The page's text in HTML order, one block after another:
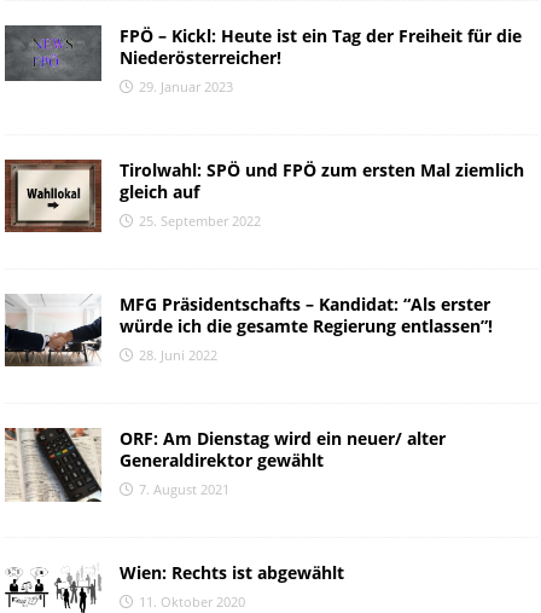
FPÖ – Kickl: Heute ist ein Tag der Freiheit für die
Niederösterreicher!
29. Januar 2023
Tirolwahl: SPÖ und FPÖ zum ersten Mal ziemlich
gleich auf
25. September 2022
MFG Präsidentschafts – Kandidat: “Als erster
würde ich die gesamte Regierung entlassen”!
28. Juni 2022
ORF: Am Dienstag wird ein neuer/ alter
Generaldirektor gewählt
7. August 2021
Wien: Rechts ist abgewählt
11. Oktober 2020